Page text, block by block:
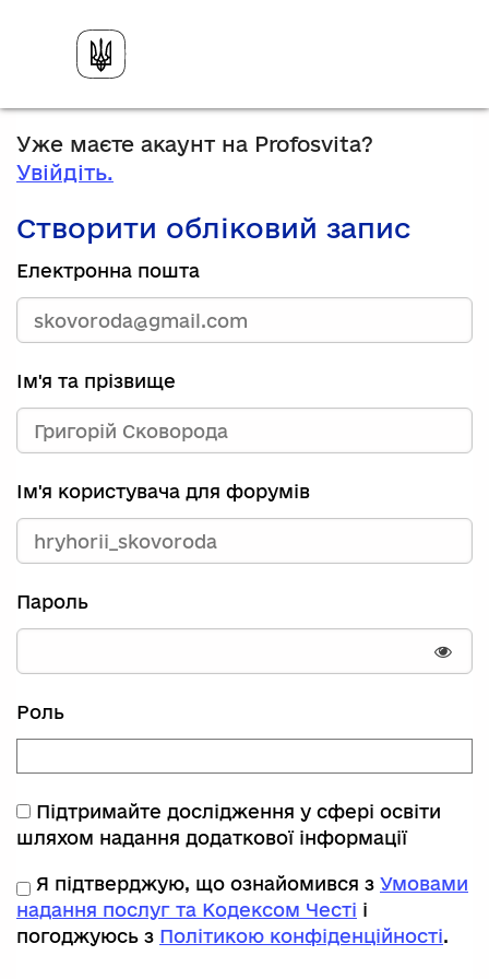
Уже маєте акаунт на Profosvita?
Увійдіть.
Створити обліковий запис
Електронна пошта
Ім'я та прізвище
Ім'я користувача для форумів
Пароль
Роль
Підтримайте дослідження у сфері освіти
шляхом надання додаткової інформації
Я підтверджую, що ознайомився з Умовами
надання послуг та Кодексом Честі і
погоджуюсь з Політикою конфіденційності.